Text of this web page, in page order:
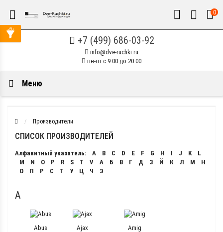
0
+7 (499) 686-03-92
info@dve-ruchki.ru
пн-пт с 9:00 до 20:00
Меню
Производители
СПИСОК ПРОИЗВОДИТЕЛЕЙ
Алфавитный указатель: A B C D E F G H I J K
L
M
N O P R S T V А Б В Г Д З Й К Л М
Н
О
П Р С Т У Ц Ч Э
A
Abus Ajax Amig